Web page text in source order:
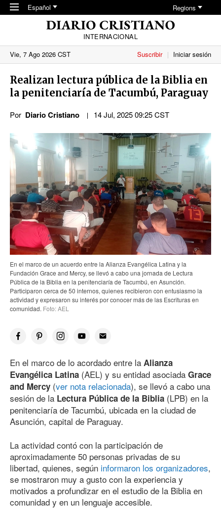
Skip to main content
Español Regions
INTERNACIONAL
Vie, 7 Ago 2026 CST
Suscribir Iniciar sesión
Realizan lectura pública de la Biblia en
la penitenciaría de Tacumbú, Paraguay
Por Diario Cristiano 14 Jul, 2025 09:25 CST
En el marco de un acuerdo entre la Alianza Evangélica Latina y la
Fundación Grace and Mercy, se llevó a cabo una jornada de Lectura
Pública de la Biblia en la penitenciaría de Tacumbú, en Asunción.
Participaron cerca de 50 internos, quienes recibieron con entusiasmo la
actividad y expresaron su interés por conocer más de las Escrituras en
comunidad. Foto: AEL
En el marco de lo acordado entre la Alianza
Evangélica Latina (AEL) y su entidad asociada Grace
and Mercy (ver nota relacionada), se llevó a cabo una
sesión de la Lectura Pública de la Biblia (LPB) en la
penitenciaría de Tacumbú, ubicada en la ciudad de
Asunción, capital de Paraguay.
La actividad contó con la participación de
aproximadamente 50 personas privadas de su
libertad, quienes, según informaron los organizadores,
se mostraron muy a gusto con la experiencia y
motivados a profundizar en el estudio de la Biblia en
comunidad y en un lenguaje accesible.